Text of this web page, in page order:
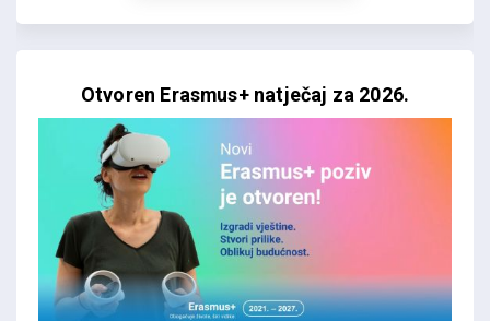
Otvoren Erasmus+ natječaj za 2026.